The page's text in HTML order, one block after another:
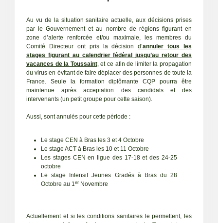
Au vu de la situation sanitaire actuelle, aux décisions prises
par le Gouvernement et au nombre de régions figurant en
zone d’alerte renforcée et/ou maximale, les membres du
Comité Directeur ont pris la décisiond’annuler tous les
stages figurant au calendrier fédéral jusqu’au retour des
vacances de la Toussaint, et ce afin de limiter la propagation
du virus en évitant de faire déplacer des personnes de toute la
France. Seule la formation diplômante CQP pourra être
maintenue après acceptation des candidats et des
intervenants (un petit groupe pour cette saison).
Aussi, sont annulés pour cette période :
Le stage CEN à Bras les 3 et 4 Octobre
Le stage ACT à Bras les 10 et 11 Octobre
Les stages CEN en ligue des 17-18 et des 24-25
octobre
Le stage Intensif Jeunes Gradés à Bras du 28
Octobre au 1er Novembre
Actuellement et si les conditions sanitaires le permettent, les